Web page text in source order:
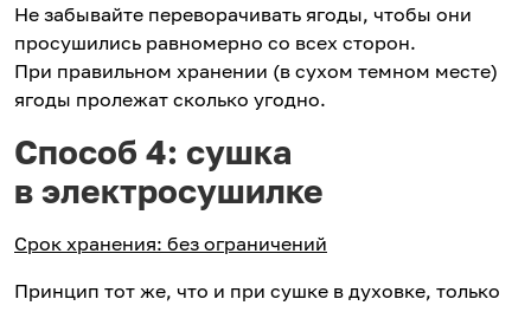
Не забывайте переворачивать ягоды, чтобы они
просушились равномерно со всех сторон.
При правильном хранении (в сухом темном месте)
ягоды пролежат сколько угодно.
Способ 4: сушка
в электросушилке
Срок хранения: без ограничений
Принцип тот же, что и при сушке в духовке, только